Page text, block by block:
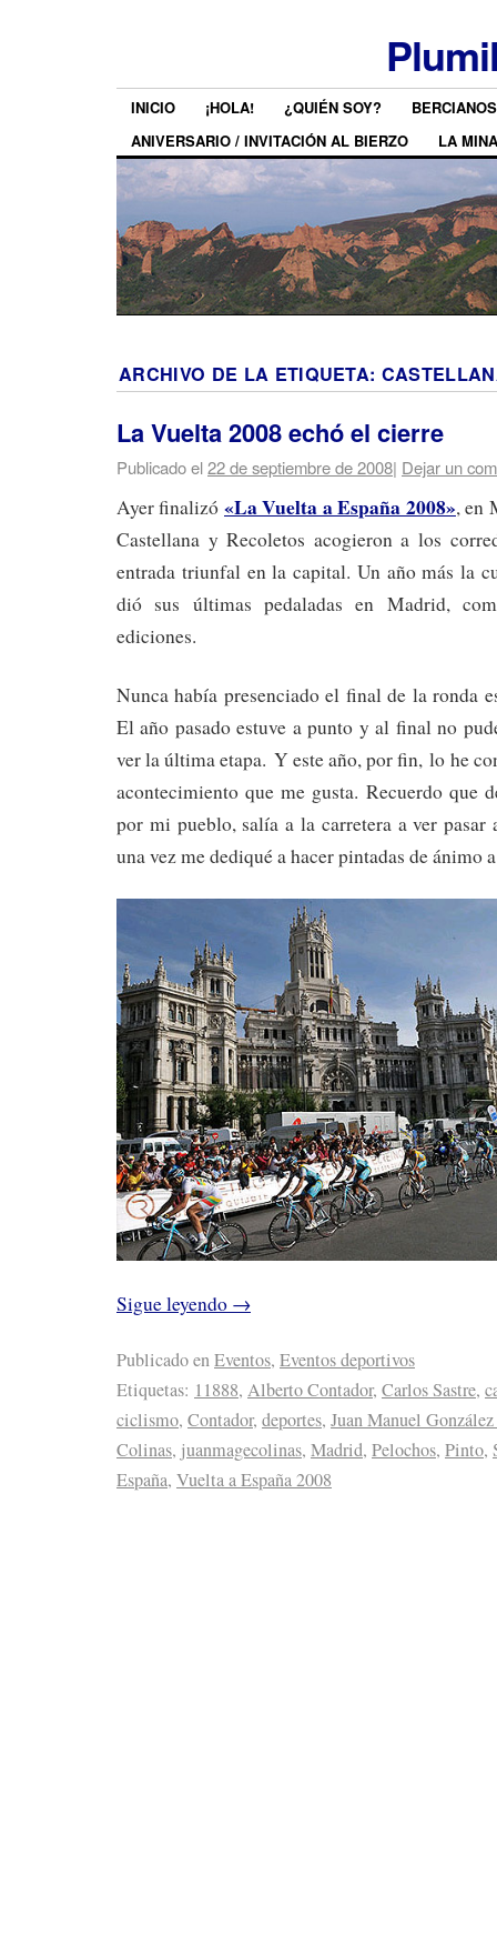
INICIO ¡HOLA! ¿QUIÉN SOY?
ANIVERSARIO / INVITACIÓN AL BIERZO
LA MINA
ARCHIVO DE LA ETIQUETA:
La Vuelta 2008 echó el cierre
Publicado el22 de septiembre de 2008| Dejar un
Ayer finalizó «La Vuelta a España 2008», en
Castellana y Recoletos acogieron a los
entrada triunfal en la capital. Un año más la
dió sus últimas pedaladas en Madrid,
ediciones.
Nunca había presenciado el final de la ronda
El año pasado estuve a punto y al final no
ver la última etapa. Y este año, por fin, lo he
acontecimiento que me gusta. Recuerdo que
por mi pueblo, salía a la carretera a ver
una vez me dediqué a hacer pintadas de ánimo
Sigue leyendo →
Publicado enEventos, Eventos deportivos
Etiquetas: 11888, Alberto Contador, Carlos Sastre,
ciclismo, Contador, deportes, Juan Manuel
Colinas, juanmagecolinas, Madrid, Pelochos, Pinto,
España, Vuelta a España 2008